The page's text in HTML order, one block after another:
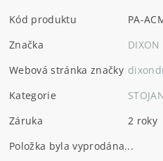
Kód produktu
PA-
Značka
DIXON
Webová stránka značky
Kategorie
Záruka
2 roky
Položka byla vyprodána...